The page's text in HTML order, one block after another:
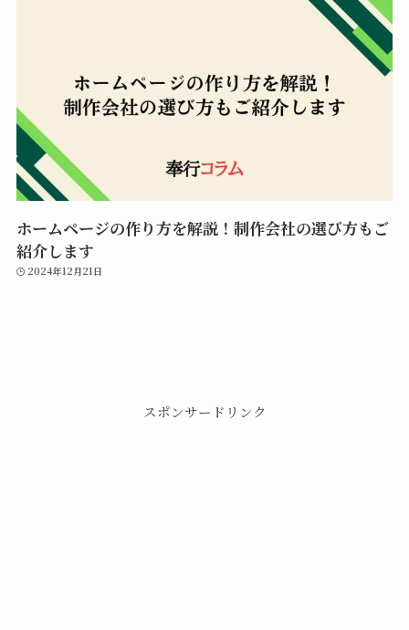
ホームページの作り方を解説！制作会社の選び方もご
紹介します
2024年12月21日
スポンサードリンク